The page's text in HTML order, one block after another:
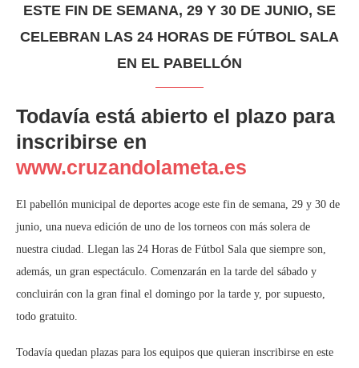
ESTE FIN DE SEMANA, 29 Y 30 DE JUNIO, SE
CELEBRAN LAS 24 HORAS DE FÚTBOL SALA
EN EL PABELLÓN
Todavía está abierto el plazo para
inscribirse en
www.cruzandolameta.es
El pabellón municipal de deportes acoge este fin de semana, 29 y 30 de
junio, una nueva edición de uno de los torneos con más solera de
nuestra ciudad. Llegan las 24 Horas de Fútbol Sala que siempre son,
además, un gran espectáculo. Comenzarán en la tarde del sábado y
concluirán con la gran final el domingo por la tarde y, por supuesto,
todo gratuito.
Todavía quedan plazas para los equipos que quieran inscribirse en este